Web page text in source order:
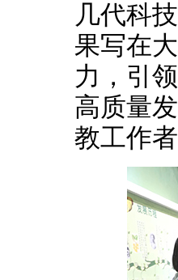
几代科
果写在
力，引
高质量
教工作